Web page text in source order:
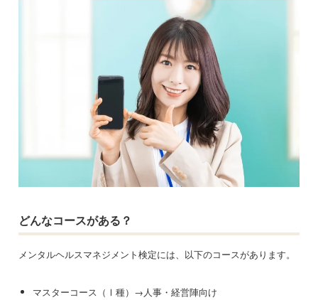
どんなコースがある？
メンタルヘルスマネジメント検定には、以下のコースがあります。
マスターコース（Ⅰ種）→人事・経営陣向け